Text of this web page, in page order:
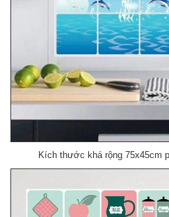
Kích thước khá rộng 75x45cm